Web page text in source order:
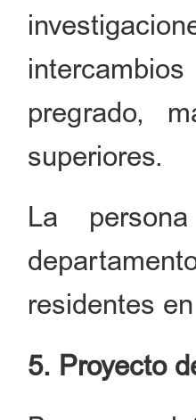
pregrado,
superiores.
La
residentes
5. Proyecto